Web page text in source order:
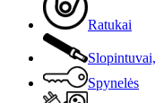
Ratukai
Spynelės